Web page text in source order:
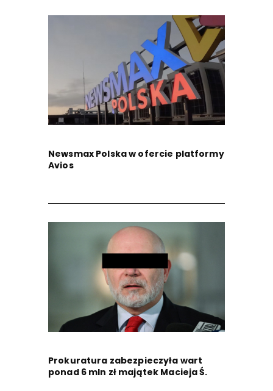
Newsmax Polska w ofercie platformy
Avios
Prokuratura zabezpieczyła wart
ponad 6 mln zł majątek Macieja Ś.